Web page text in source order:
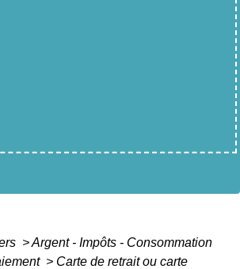
>Argent - Impôts - Consommation
> Carte de retrait ou carte